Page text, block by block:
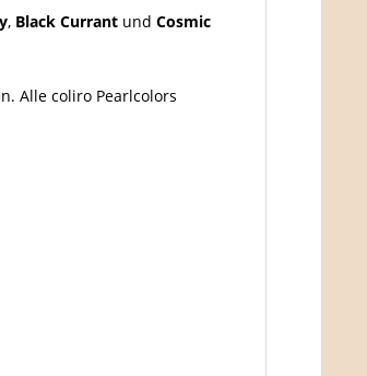
, Black Currant und Cosmic
Alle coliro Pearlcolors